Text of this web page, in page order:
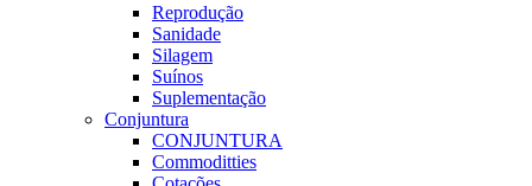
Reprodução
Sanidade
Silagem
Suínos
Suplementação
Conjuntura
CONJUNTURA
Commoditties